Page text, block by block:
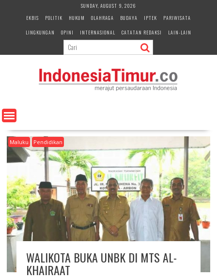
e
n
SUNDAY, AUGUST 9, 2026
EKBIS
POLITIK HUKUM OLAHRAGA BUDAYA IPTEK
PARIWISATA
LINGKUNGAN
OPINI INTERNASIONAL CATATAN REDAKSI LAIN-LAIN
Maluku Pendidikan
WALIKOTA BUKA UNBK DI MTS AL-
KHAIRAAT